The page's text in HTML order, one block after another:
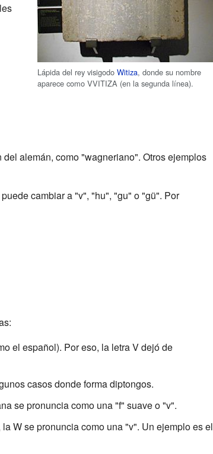
Lápida del rey visigodoWitiza, donde su nombre
aparece como VVITIZA (en la segunda línea).
alemán, como "wagneriano". Otros ejemplos
cambiar a "v", "hu", "gu" o "gü". Por
el español). Por eso, la letra V dejó de
casos donde forma diptongos.
se pronuncia como una "f" suave o "v".
la W se pronuncia como una "v". Un ejemplo es el